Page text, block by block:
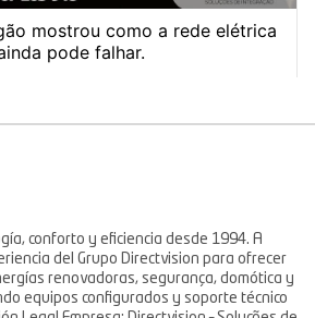
conforto y eficiencia desde 1994. A
del Grupo Directvision para ofrecer
renovadoras, segurança, domótica y
equipos configurados y soporte técnico